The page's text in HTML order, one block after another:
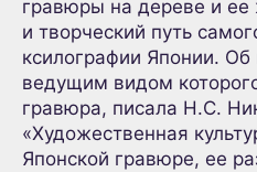
гравюры на дереве и
и творческий путь
ксилографии Японии. Об
ведущим видом
гравюра, писала Н.С.
«Художественная
Японской гравюре, ее